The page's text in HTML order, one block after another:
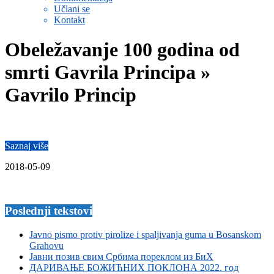
Učlani se
Kontakt
Obeležavanje 100 godina od
smrti Gavrila Principa »
Gavrilo Princip
Saznaj više
2018-05-09
Poslednji tekstovi
Javno pismo protiv pirolize i spaljivanja guma u Bosanskom
Grahovu
Јавни позив свим Србима пореклом из БиХ
ДАРИВАЊЕ БОЖИЋНИХ ПОКЛОНА 2022. год